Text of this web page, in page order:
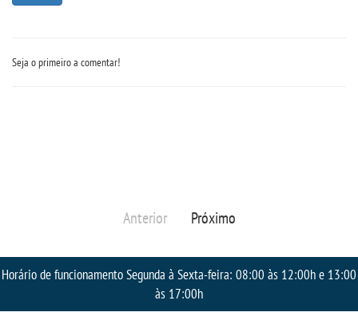
RELATÓRIOS
LOGIN
WEBMAIL
Seja o primeiro a comentar!
Anterior Próximo
Horário de funcionamento Segunda à Sexta-feira: 08:00 às 12:00h e 13:00
às 17:00h